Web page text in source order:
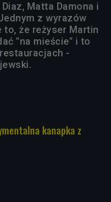
Matta Damona i
z wyrazów
to, że reżyser Martin
"na mieście" i to
-
kanapka z